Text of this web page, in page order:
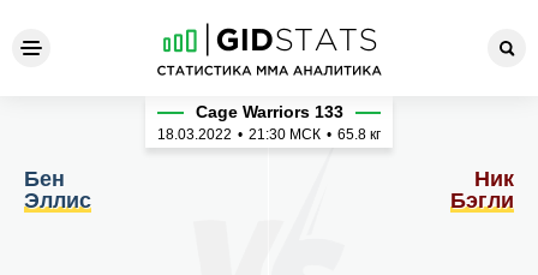
Бен Эллис - Ник Бэгли
Бен
Эллис
Cage Warriors 133
18.03.2022 • 21:30 МСК • 65.8 кг
Ник
Бэгли